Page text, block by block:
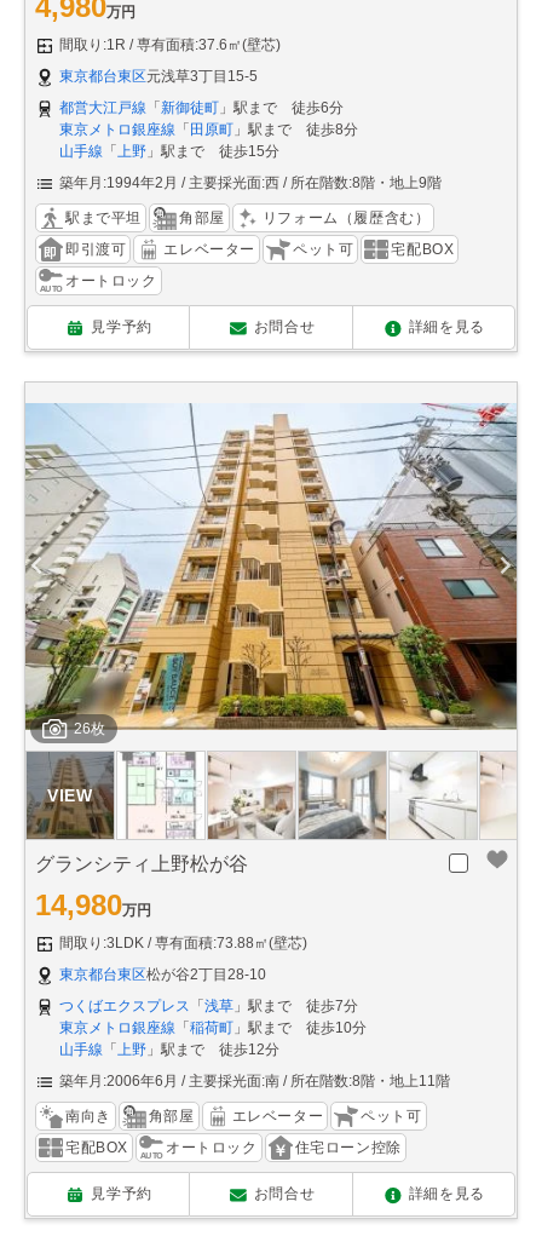
4,980万円
間取り:1R
専有面積:37.6㎡(壁芯)
東京都台東区元浅草3丁目15-5
都営大江戸線 「 新御徒町 」駅まで 徒歩6分
東京メトロ銀座線 「 田原町 」駅まで 徒歩8分
山手線 「 上野 」駅まで 徒歩15分
築年月:1994年2月
主要採光面:西 所在階数:8階・地上9階
駅まで平坦 角部屋
リフォーム（履歴含む）
即引渡可
エレベーター ペット可
宅配BOX
オートロック
見学予約 お問合せ 詳細を見る
26枚
グランシティ上野松が谷
14,980万円
間取り:3LDK
専有面積:73.88㎡(壁芯)
東京都台東区松が谷2丁目28-10
つくばエクスプレス 「 浅草 」駅まで 徒歩7分
東京メトロ銀座線 「 稲荷町 」駅まで 徒歩10分
山手線 「 上野 」駅まで 徒歩12分
築年月:2006年6月
主要採光面:南 所在階数:8階・地上11階
南向き 角部屋 エレベーター
ペット可
宅配BOX
オートロック 住宅ローン控除
見学予約 お問合せ 詳細を見る